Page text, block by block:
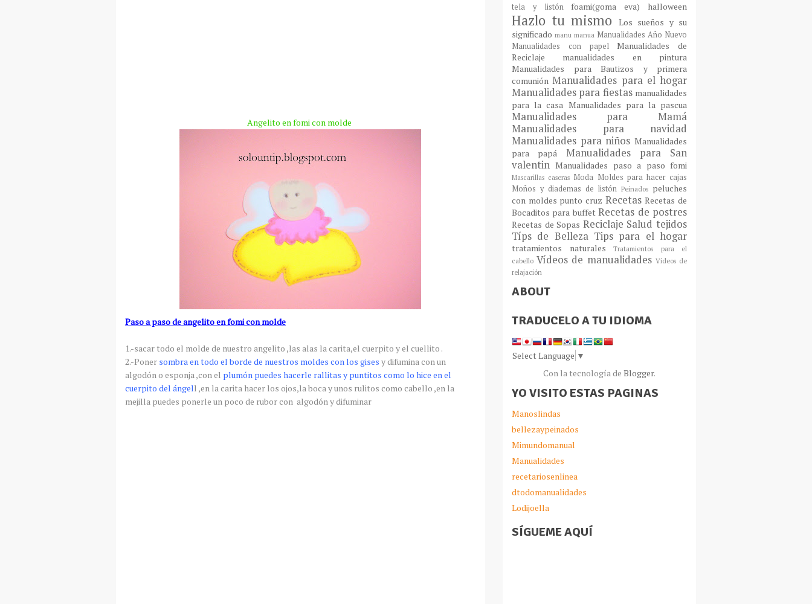
Angelito enfomicon molde
Paso a paso de angelito enfomicon molde
1.-sacar todo el molde de nuestro angelito ,las alas lacarita,el cuerpito y el cuellito .
2.-Poner sombra en todo el borde de nuestros moldes con los gises y difumina con un
algodóno esponja ,con el plumón puedes hacerle rallitas y puntitos como lo hice en el
cuerpito del ángell ,en lacarita hacer los ojos,la boca y unos rulitos como cabello ,en la
mejilla puedes ponerle un poco de rubor con algodóny difuminar
tela y listón foami(goma eva) halloween
Hazlo tu mismo
Los sueños y su
significado manu manua Manualidades Año Nuevo
Manualidades con papelManualidades de
Reciclaje manualidades en pintura
Manualidades para Bautizos y primera
comuniónManualidades para el hogar
Manualidades para fiestas manualidades
para la casa Manualidades para la pascua
Manualidades para Mamá
Manualidades para navidad
Manualidades para niños Manualidades
para papá Manualidades para San
valentinManualidades paso a paso fomi
Mascarillas caseras Moda Moldes para hacer cajas
Moños y diademas de listónPeinados peluches
con moldes punto cruz RecetasRecetas de
Bocaditos para buffetRecetas de postres
Recetas de Sopas Reciclaje Saludtejidos
Típs de Belleza Tips para el hogar
tratamientos naturales
Tratamientos para el
cabello Vídeos de manualidades Vídeos de
relajación
ABOUT
TRADUCELO A TU IDIOMA
Select Language ▼
Con la tecnología de Blogger.
YO VISITO ESTAS PAGINAS
Manoslindas
bellezaypeinados
Mimundomanual
Manualidades
recetariosenlinea
dtodomanualidades
Lodijoella
SÍGUEME AQUÍ